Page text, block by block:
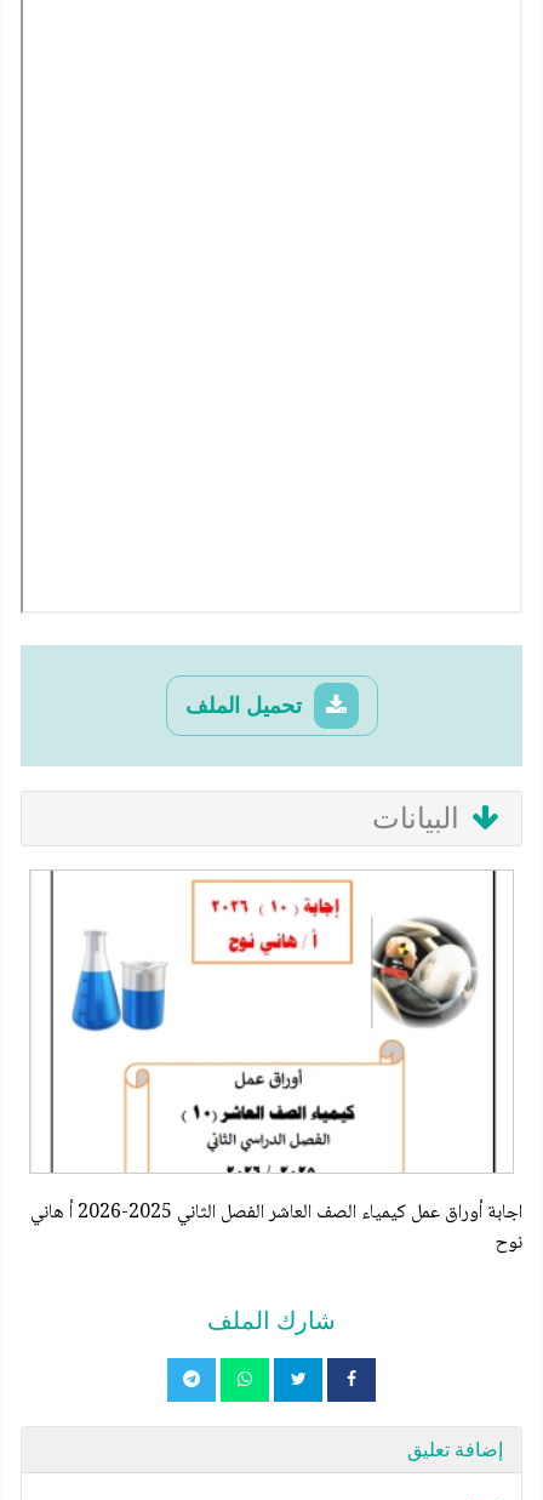
تحميل الملف
البيانات
اجابة أوراق عمل كيمياء الصف العاشر الفصل الثاني 2025-2026 أ هاني
نوح
شارك الملف
إضافة تعليق